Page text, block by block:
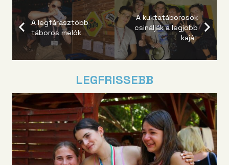
A legfárasztóbb
táboros melók
A kuktatáborosok
csinálják a legjobb
kaját
LEGFRISSEBB